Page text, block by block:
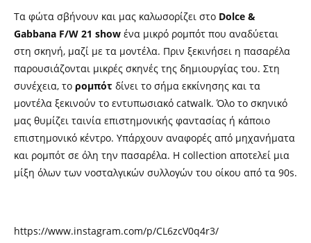
Τα φώτα σβήνουν και μας καλωσορίζει στο Dolce &
Gabbana F/W 21 show ένα μικρό ρομπότ που αναδύεται
στη σκηνή, μαζί με τα μοντέλα. Πριν ξεκινήσει η πασαρέλα
παρουσιάζονται μικρές σκηνές της δημιουργίας του. Στη
συνέχεια, το ρομπότ δίνει το σήμα εκκίνησης και τα
μοντέλα ξεκινούν το εντυπωσιακό catwalk. Όλο το σκηνικό
μας θυμίζει ταινία επιστημονικής φαντασίας ή κάποιο
επιστημονικό κέντρο. Yπάρχουν αναφορές από μηχανήματα
και ρομπότ σε όλη την πασαρέλα. Η collection αποτελεί μια
μίξη όλων των νοσταλγικών συλλογών του οίκου από τα 90s.
https://www.instagram.com/p/CL6zcV0q4r3/